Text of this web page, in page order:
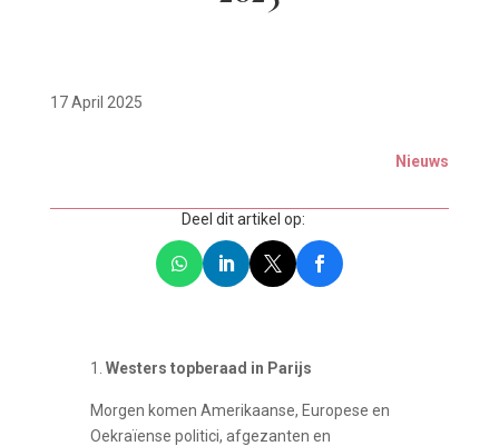
17 April 2025
Nieuws
Deel dit artikel op:
Westers topberaad in Parijs
Morgen komen Amerikaanse, Europese en
Oekraïense politici, afgezanten en